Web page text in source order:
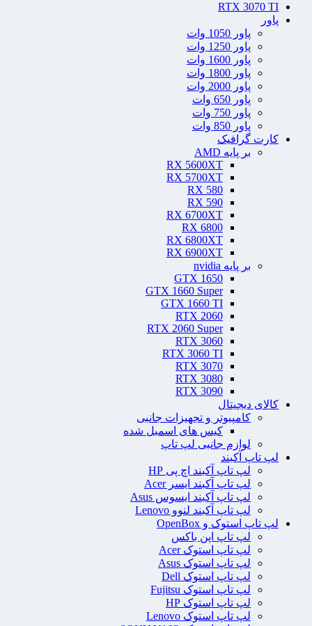
RTX 3070 TI
پاور
پاور 1050 وات
پاور 1250 وات
پاور 1600 وات
پاور 1800 وات
پاور 2000 وات
پاور 650 وات
پاور 750 وات
پاور 850 وات
کارت گرافیک
بر پایه AMD
RX 5600XT
RX 5700XT
RX 580
RX 590
RX 6700XT
RX 6800
RX 6800XT
RX 6900XT
بر پایه nvidia
GTX 1650
GTX 1660 Super
GTX 1660 TI
RTX 2060
RTX 2060 Super
RTX 3060
RTX 3060 TI
RTX 3070
RTX 3080
RTX 3090
کالای دیجیتال
کامپیوتر و تجهیزات جانبی
کیس های اسمبل شده
لوازم جانبی لپ تاپ
لپ تاپ آکبند
لپ تاپ آکبند اچ پی HP
لپ تاپ آکبند ایسر Acer
لپ تاپ آکبند ایسوس Asus
لپ تاپ آکبند لنوو Lenovo
لپ تاپ استوک و OpenBox
لپ تاپ اپن باکس
لپ تاپ استوک Acer
لپ تاپ استوک Asus
لپ تاپ استوک Dell
لپ تاپ استوک Fujitsu
لپ تاپ استوک HP
لپ تاپ استوک Lenovo